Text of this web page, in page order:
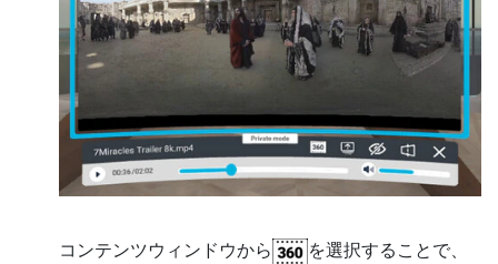
コンテンツウィンドウから
を選択することで、